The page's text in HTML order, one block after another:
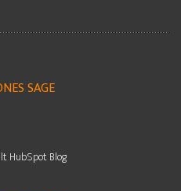
SAGE
HubSpot Blog